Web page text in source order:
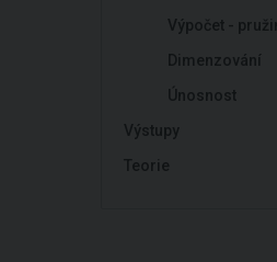
Výpočet -
Dimenzování
Únosnost
Výstupy
Teorie